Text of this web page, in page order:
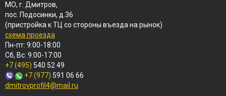
МО, г. Дмитров,
пос. Подосинки, д.36
(пристройка к ТЦ со стороны въезда на рынок)
схема проезда
Пн-пт: 9:00-18:00
Сб, Вс: 9:00-17:00
+7 (495) 540 52 49
+7 (977) 591 06 66
dmitrovprofil4@mail.ru